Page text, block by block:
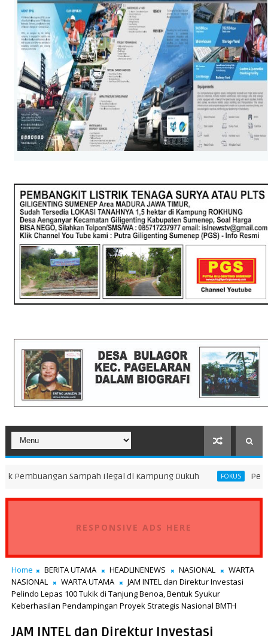
Sampah Ilegal di Kampung Dukuh FOKUS Peningkatan Mutu
RESPONSIVE ADS HERE
Home BERITA UTAMA HEADLINENEWS NASIONAL
WARTA
NASIONAL
WARTA UTAMA
JAM INTEL dan Direktur Investasi
Pelindo Lepas 100 Tukik di Tanjung Benoa, Bentuk Syukur
Keberhasilan Pendampingan Proyek Strategis Nasional BMTH
JAM INTEL dan Direktur Investasi